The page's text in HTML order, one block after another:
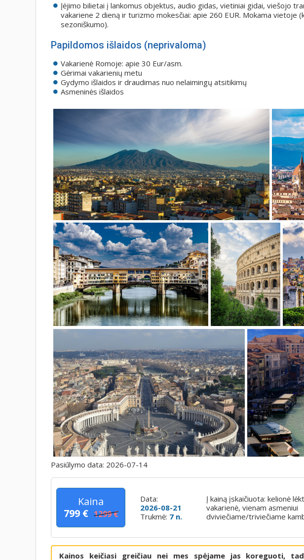
Įėjimo bilietai į lankomus objektus, audio gidas, vietiniai gidai, viešojo
vakariene 2 dieną ir turizmo mokesčiai: apie 260 EUR. Mokama vietoje
sezoniškumo).
Papildomos išlaidos (neprivaloma)
Vakarienė Romoje: apie 30 Eur/asm.
Gėrimai vakarienių metu
Gydymo išlaidos ir draudimas nuo nelaimingų atsitikimų
Asmeninės išlaidos
Pasiūlymo data: 2026-07-14
Kaina
799 € 1299 €
Data:
2026-08-21
Trukmė: 7 n.
Į kainą įskaičiuota: kelionė
vakarienė, vienam asmeniui
dviviečiame/triviečiame
Kainos keičiasi greičiau nei mes spėjame jas koreguoti,